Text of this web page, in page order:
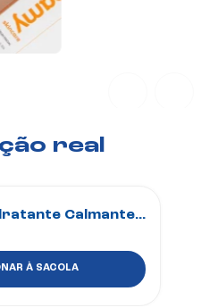
real
Calmante -
À SACOLA